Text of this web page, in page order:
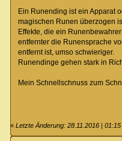
Ein Runending ist ein Apparat
magischen Runen überzogen
Effekte, die ein
entfernter die Runensprache
entfernt ist, umso schwieriger.
Runendinge gehen stark in
Mein Schnellschnuss zum
«Letzte Änderung: 28.11.2016 |